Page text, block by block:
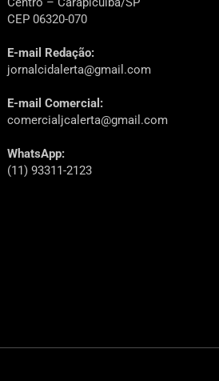
CEP 06320-070
E-mail Redação:
jornalcidalerta@gmail.com
E-mail Comercial:
comercialjcalerta@gmail.com
WhatsApp:
(11) 93311-2123